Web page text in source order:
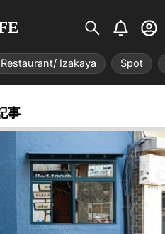
S
i
s
t
r
B
e
l
l
U
s
e
r
-
r
c
l
e
Restaurant/ Izakaya Spot
事